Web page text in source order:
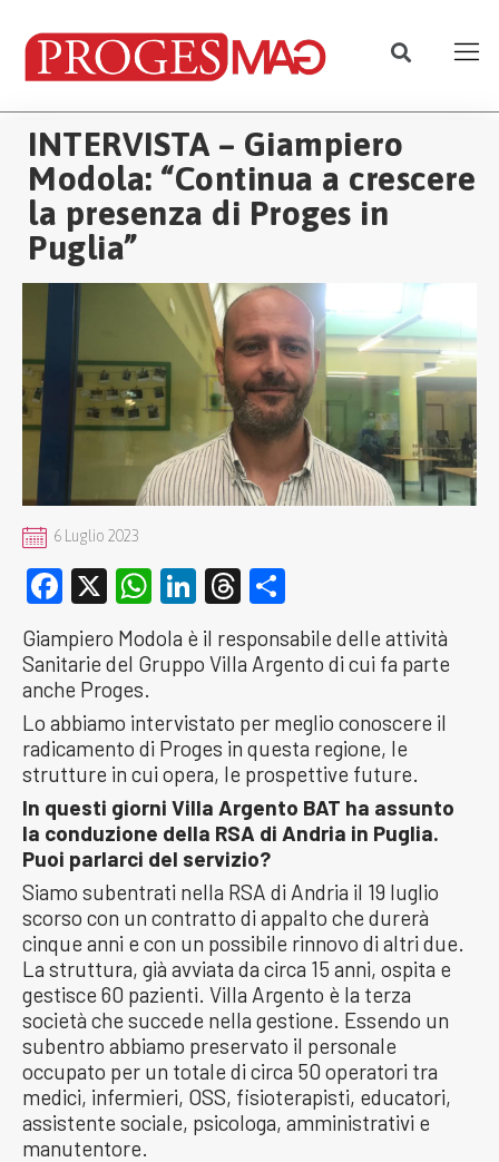
INTERVISTA – Giampiero
Modola: “Continua a crescere
la presenza di Proges in
Puglia”
6 Luglio 2023
Facebook
X WhatsApp
LinkedIn
Threads
Giampiero Modola è il responsabile delle attività
Sanitarie del Gruppo Villa Argento di cui fa parte
anche Proges.
Lo abbiamo intervistato per meglio conoscere il
radicamento di Proges in questa regione, le
strutture in cui opera, le prospettive future.
In questi giorni Villa Argento BAT ha assunto
la conduzione della RSA di Andria in Puglia.
Puoi parlarci del servizio?
Siamo subentrati nella RSA di Andria il 19 luglio
scorso con un contratto di appalto che durerà
cinque anni e con un possibile rinnovo di altri due.
La struttura, già avviata da circa 15 anni, ospita e
gestisce 60 pazienti. Villa Argento è la terza
società che succede nella gestione. Essendo un
subentro abbiamo preservato il personale
occupato per un totale di circa 50 operatori tra
medici, infermieri, OSS, fisioterapisti, educatori,
assistente sociale, psicologa, amministrativi e
manutentore.